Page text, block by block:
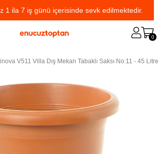
1 ila 7 iş günü içerisinde sevk edilmektedir.
0